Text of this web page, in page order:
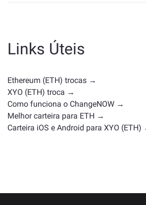
categoria — se é uma stablecoin,
moeda de governança ou qualquer
Alternativas comuns incluem outras
com casos de uso ou posições de
semelhantes. Confira todos os
troca na página principal de troca
Links Úteis
Ethereum (ETH) trocas →
XYO (ETH) troca →
Como funciona o ChangeNOW →
Melhor carteira para ETH →
Carteira iOS e Android para XYO (ETH)